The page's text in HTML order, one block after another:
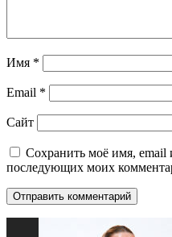
Имя *
Email *
Сайт
Сохранить моё имя, email
последующих моих